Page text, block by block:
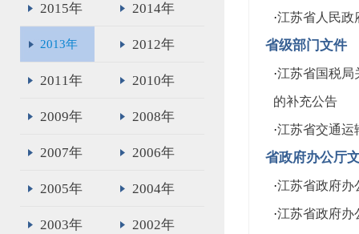
2015年 2014年
2013年 2012年
2011年 2010年
2009年 2008年
2007年 2006年
2005年 2004年
2003年 2002年
·江苏省人民政
省级部门文件
·江苏省国税局
的补充公告
·江苏省交通运
省政府办公厅
·江苏省政府办
·江苏省政府办